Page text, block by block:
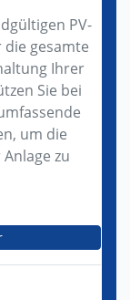
PV-
gesamte
Ihrer
Sie bei
um die
zu